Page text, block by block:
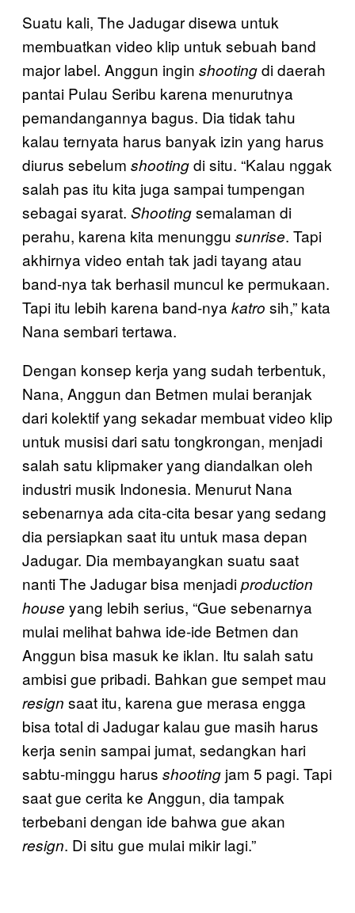
Suatu kali, The Jadugar disewa untuk
membuatkan video klip untuk sebuah band
major label. Anggun ingin shootingdi daerah
pantai Pulau Seribu karena menurutnya
pemandangannya bagus. Dia tidak tahu
kalau ternyata harus banyak izin yang harus
diurus sebelum shootingdi situ. “Kalau nggak
salah pas itu kita juga sampai tumpengan
sebagai syarat. Shootingsemalaman di
perahu, karena kita menunggu sunrise. Tapi
akhirnya video entah tak jadi tayang atau
band-nya tak berhasil muncul ke permukaan.
Tapi itu lebih karena band-nya katro sih,” kata
Nana sembari tertawa.
Dengan konsep kerja yang sudah terbentuk,
Nana, Anggun dan Betmen mulai beranjak
dari kolektif yang sekadar membuat video klip
untuk musisi dari satu tongkrongan, menjadi
salah satu klipmaker yang diandalkan oleh
industri musik Indonesia. Menurut Nana
sebenarnya ada cita-cita besar yang sedang
dia persiapkan saat itu untuk masa depan
Jadugar. Dia membayangkan suatu saat
nanti The Jadugar bisa menjadiproduction
house yang lebih serius, “Gue sebenarnya
mulai melihat bahwa ide-ide Betmen dan
Anggun bisa masuk ke iklan. Itu salah satu
ambisi gue pribadi. Bahkan gue sempet mau
resign saat itu, karena gue merasa engga
bisa total di Jadugar kalau gue masih harus
kerja senin sampai jumat, sedangkan hari
sabtu-minggu harus shooting jam 5 pagi. Tapi
saat gue cerita ke Anggun, dia tampak
terbebani dengan ide bahwa gue akan
resign. Di situ gue mulai mikir lagi.”